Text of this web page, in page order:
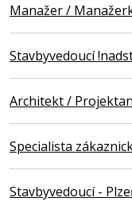
Manažer /
Stavbyvedoucí
Architekt /
Specialista
Stavbyvedoucí -